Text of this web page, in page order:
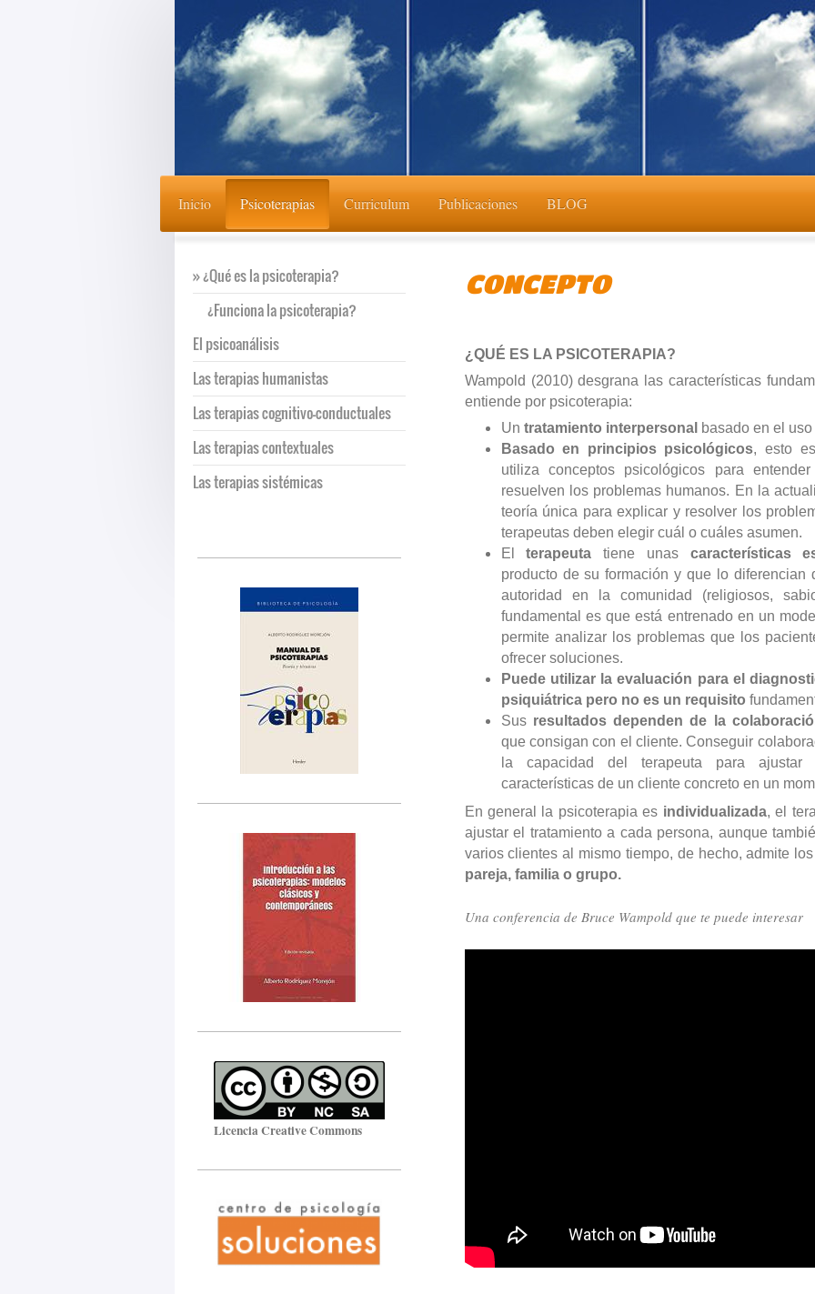
Inicio Psicoterapias Curriculum Publicaciones BLOG
CONCEPTO
¿QUÉ ES LA PSICOTERAPIA?
Wampold (2010) desgrana las características
entiende por psicoterapia:
Un tratamiento interpersonal basado en el
Basado en principios psicológicos, esto
utiliza conceptos psicológicos para
resuelven los problemas humanos. En la
teoría única para explicar y resolver los
terapeutas deben elegir cuál o cuáles asumen.
Elterapeuta tiene unas características
producto de su formación y que lo diferencian
autoridad en la comunidad (religiosos,
fundamental es que está entrenado en un
permite analizar los problemas que los
ofrecer soluciones.
Puede utilizar la evaluación para el
psiquiátrica pero no es un requisito
Sus resultados dependen de la
que consigan con el cliente. Conseguir
la capacidad del terapeuta para
características de un cliente concreto en un
En general la psicoterapia es individualizada, el
ajustar el tratamiento a cada persona, aunque
varios clientes al mismo tiempo, de hecho, admite los
pareja, familia o grupo.
Una conferencia de Bruce Wampold que te puede interesar
¿Qué es la psicoterapia?
¿Funciona la psicoterapia?
El psicoanálisis
Las terapias humanistas
Las terapias cognitivo-conductuales
Las terapias contextuales
Las terapias sistémicas
Licencia Creative Commons